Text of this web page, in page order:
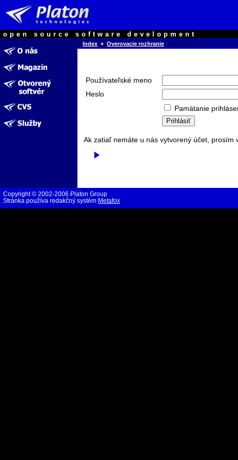
open source software development
Index » Overovacie rozhranie
Používateľské meno
Heslo
Pamätanie
Ak zatiaľ nemáte u nás vytvorený účet, prosím
Copyright © 2002-2006 Platon Group
Stránka používa redakčný systém Metafox